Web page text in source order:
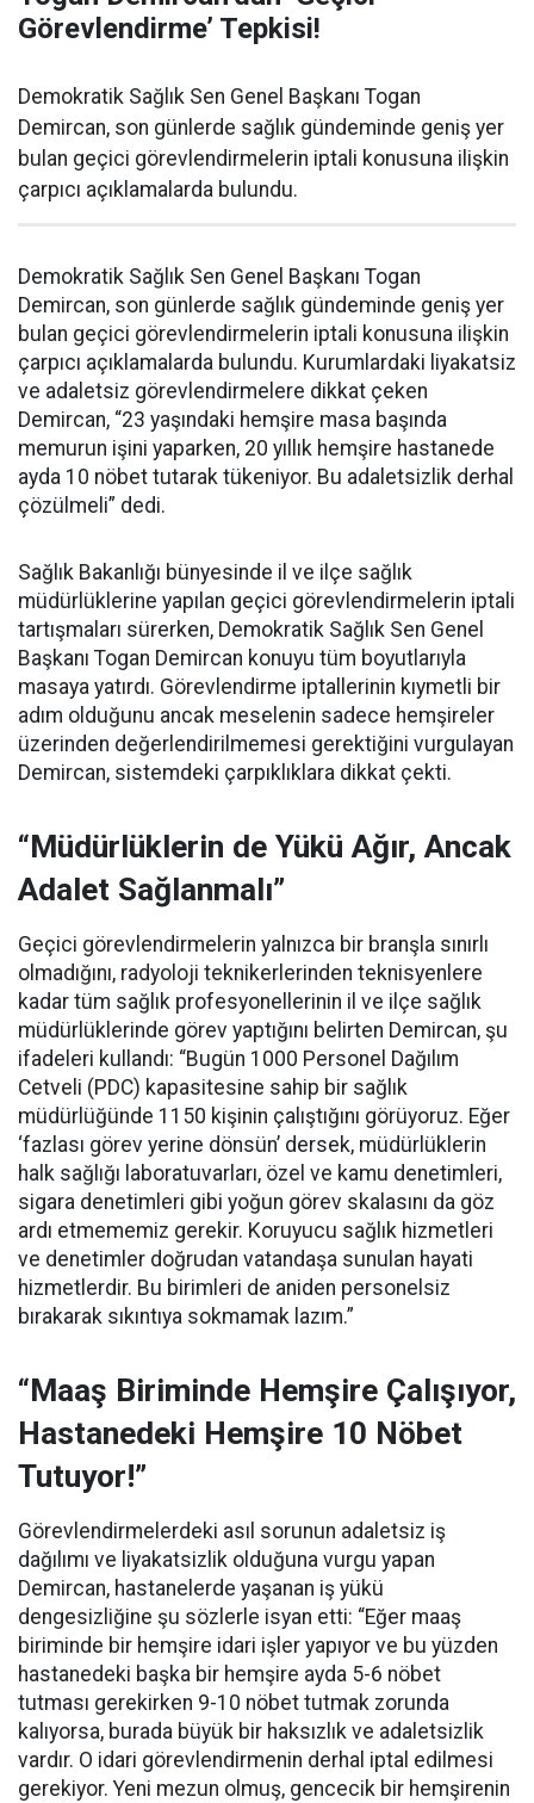
Görevlendirme’ Tepkisi!
Demokratik Sağlık Sen Genel Başkanı Togan
Demircan, son günlerde sağlık gündeminde geniş yer
bulan geçici görevlendirmelerin iptali konusuna ilişkin
çarpıcı açıklamalarda bulundu.
Demokratik Sağlık Sen Genel Başkanı Togan
Demircan, son günlerde sağlık gündeminde geniş yer
bulan geçici görevlendirmelerin iptali konusuna ilişkin
çarpıcı açıklamalarda bulundu. Kurumlardaki liyakatsiz
ve adaletsiz görevlendirmelere dikkat çeken
Demircan, “23 yaşındaki hemşire masa başında
memurun işini yaparken, 20 yıllık hemşire hastanede
ayda 10 nöbet tutarak tükeniyor. Bu adaletsizlik derhal
çözülmeli” dedi.
Sağlık Bakanlığı bünyesinde il ve ilçe sağlık
müdürlüklerine yapılan geçici görevlendirmelerin iptali
tartışmaları sürerken, Demokratik Sağlık Sen Genel
Başkanı Togan Demircan konuyu tüm boyutlarıyla
masaya yatırdı. Görevlendirme iptallerinin kıymetli bir
adım olduğunu ancak meselenin sadece hemşireler
üzerinden değerlendirilmemesi gerektiğini vurgulayan
Demircan, sistemdeki çarpıklıklara dikkat çekti.
“Müdürlüklerin de Yükü Ağır, Ancak
Adalet Sağlanmalı”
Geçici görevlendirmelerin yalnızca bir branşla sınırlı
olmadığını, radyoloji teknikerlerinden teknisyenlere
kadar tüm sağlık profesyonellerinin il ve ilçe sağlık
müdürlüklerinde görev yaptığını belirten Demircan, şu
ifadeleri kullandı: “Bugün 1000 Personel Dağılım
Cetveli (PDC) kapasitesine sahip bir sağlık
müdürlüğünde 1150 kişinin çalıştığını görüyoruz. Eğer
‘fazlası görev yerine dönsün’ dersek, müdürlüklerin
halk sağlığı laboratuvarları, özel ve kamu denetimleri,
sigara denetimleri gibi yoğun görev skalasını da göz
ardı etmememiz gerekir. Koruyucu sağlık hizmetleri
ve denetimler doğrudan vatandaşa sunulan hayati
hizmetlerdir. Bu birimleri de aniden personelsiz
bırakarak sıkıntıya sokmamak lazım.”
“Maaş Biriminde Hemşire Çalışıyor,
Hastanedeki Hemşire 10 Nöbet
Tutuyor!”
Görevlendirmelerdeki asıl sorunun adaletsiz iş
dağılımı ve liyakatsizlik olduğuna vurgu yapan
Demircan, hastanelerde yaşanan iş yükü
dengesizliğine şu sözlerle isyan etti: “Eğer maaş
biriminde bir hemşire idari işler yapıyor ve bu yüzden
hastanedeki başka bir hemşire ayda 5-6 nöbet
tutması gerekirken 9-10 nöbet tutmak zorunda
kalıyorsa, burada büyük bir haksızlık ve adaletsizlik
vardır. O idari görevlendirmenin derhal iptal edilmesi
gerekiyor. Yeni mezun olmuş, gencecik bir hemşirenin